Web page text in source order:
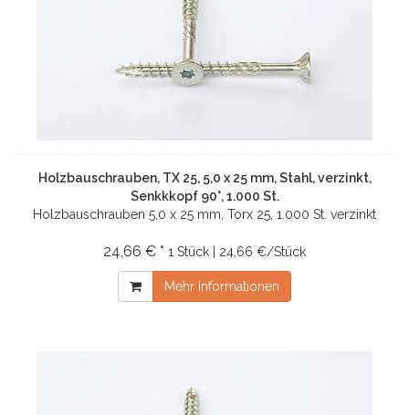
Holzbauschrauben, TX 25, 5,0 x 25 mm, Stahl, verzinkt,
Senkkkopf 90°, 1.000 St.
Holzbauschrauben 5,0 x 25 mm, Torx 25, 1.000 St. verzinkt
24,66 € * 1 Stück | 24,66 €/Stück
Mehr Informationen